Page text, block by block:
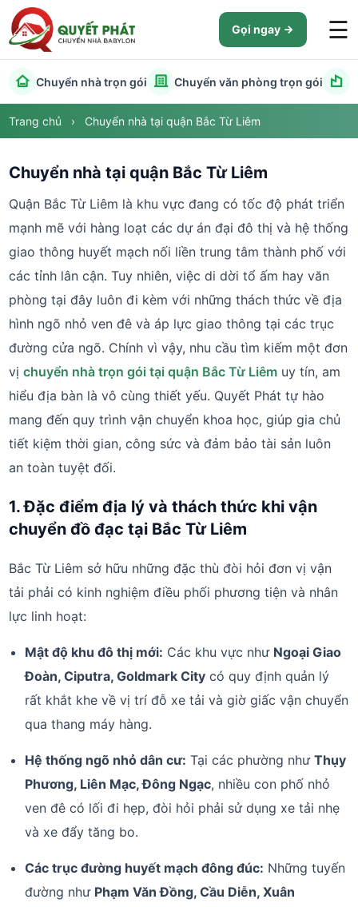
Gọi ngay ☰
Chuyển nhà trọn gói Chuyển văn phòng trọn gói
Trang chủ › Chuyển nhà tại quận Bắc Từ Liêm
Chuyển nhà tại quận Bắc Từ Liêm
Quận Bắc Từ Liêm là khu vực đang có tốc độ phát triển
mạnh mẽ với hàng loạt các dự án đại đô thị và hệ thống
giao thông huyết mạch nối liền trung tâm thành phố với
các tỉnh lân cận. Tuy nhiên, việc di dời tổ ấm hay văn
phòng tại đây luôn đi kèm với những thách thức về địa
hình ngõ nhỏ ven đê và áp lực giao thông tại các trục
đường cửa ngõ. Chính vì vậy, nhu cầu tìm kiếm một đơn
vịchuyển nhà trọn gói tại quận Bắc Từ Liêm uy tín, am
hiểu địa bàn là vô cùng thiết yếu. Quyết Phát tự hào
mang đến quy trình vận chuyển khoa học, giúp gia chủ
tiết kiệm thời gian, công sức và đảm bảo tài sản luôn
an toàn tuyệt đối.
1. Đặc điểm địa lý và thách thức khi vận
chuyển đồ đạc tại Bắc Từ Liêm
Bắc Từ Liêm sở hữu những đặc thù đòi hỏi đơn vị vận
tải phải có kinh nghiệm điều phối phương tiện và nhân
lực linh hoạt:
Mật độ khu đô thị mới: Các khu vực như Ngoại Giao
Đoàn, Ciputra, Goldmark City có quy định quản lý
rất khắt khe về vị trí đỗ xe tải và giờ giấc vận chuyển
qua thang máy hàng.
Hệ thống ngõ nhỏ dân cư: Tại các phường nhưThụy
Phương, Liên Mạc, Đông Ngạc, nhiều con phố nhỏ
ven đê có lối đi hẹp, đòi hỏi phải sử dụng xe tải nhẹ
và xe đẩy tăng bo.
Các trục đường huyết mạch đông đúc: Những tuyến
đường như Phạm Văn Đồng, Cầu Diễn, Xuân